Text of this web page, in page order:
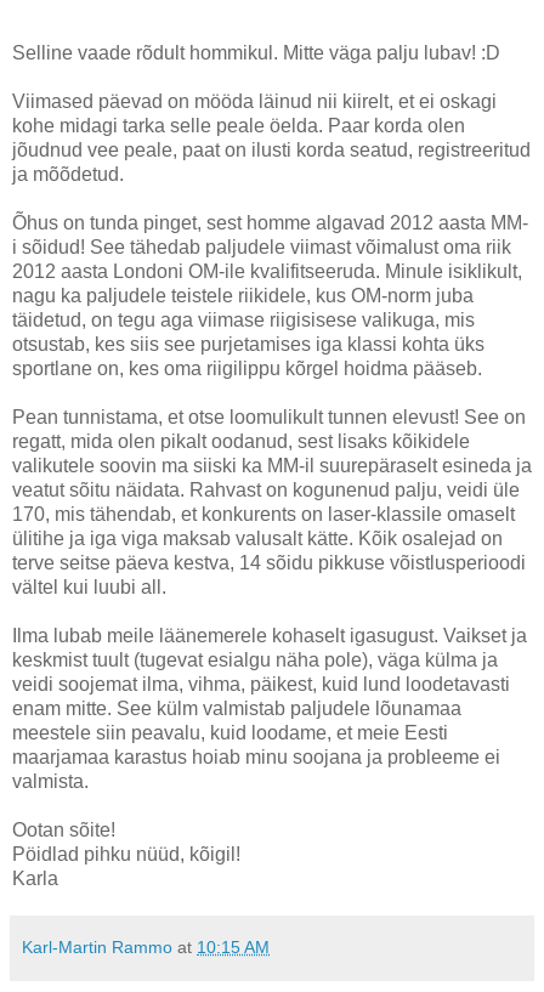
Selline vaade rõdult hommikul. Mitte väga palju lubav! :D
Viimased päevad on mööda läinud nii kiirelt, et ei oskagi
kohe midagi tarka selle peale öelda. Paar korda olen
jõudnud vee peale, paat on ilusti korda seatud, registreeritud
ja mõõdetud.
Õhus on tunda pinget, sest homme algavad 2012 aasta MM-
i sõidud! See tähedab paljudele viimast võimalust oma riik
2012 aasta Londoni OM-ile kvalifitseeruda. Minule isiklikult,
nagu ka paljudele teistele riikidele, kus OM-norm juba
täidetud, on tegu aga viimase riigisisese valikuga, mis
otsustab, kes siis see purjetamises iga klassi kohta üks
sportlane on, kes oma riigilippu kõrgel hoidma pääseb.
Pean tunnistama, et otse loomulikult tunnen elevust! See on
regatt, mida olen pikalt oodanud, sest lisaks kõikidele
valikutele soovin ma siiski ka MM-il suurepäraselt esineda ja
veatut sõitu näidata. Rahvast on kogunenud palju, veidi üle
170, mis tähendab, et konkurents on laser-klassile omaselt
ülitihe ja iga viga maksab valusalt kätte. Kõik osalejad on
terve seitse päeva kestva, 14 sõidu pikkuse võistlusperioodi
vältel kui luubi all.
Ilma lubab meile läänemerele kohaselt igasugust. Vaikset ja
keskmist tuult (tugevat esialgu näha pole), väga külma ja
veidi soojemat ilma, vihma, päikest, kuid lund loodetavasti
enam mitte. See külm valmistab paljudele lõunamaa
meestele siin peavalu, kuid loodame, et meie Eesti
maarjamaa karastus hoiab minu soojana ja probleeme ei
valmista.
Ootan sõite!
Pöidlad pihku nüüd, kõigil!
Karla
Karl-Martin Rammo at 10:15 AM